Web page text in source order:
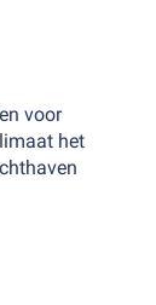
voor
het